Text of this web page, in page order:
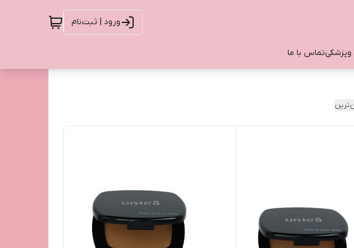
ورود | ثبت‌نام
تماس با ما